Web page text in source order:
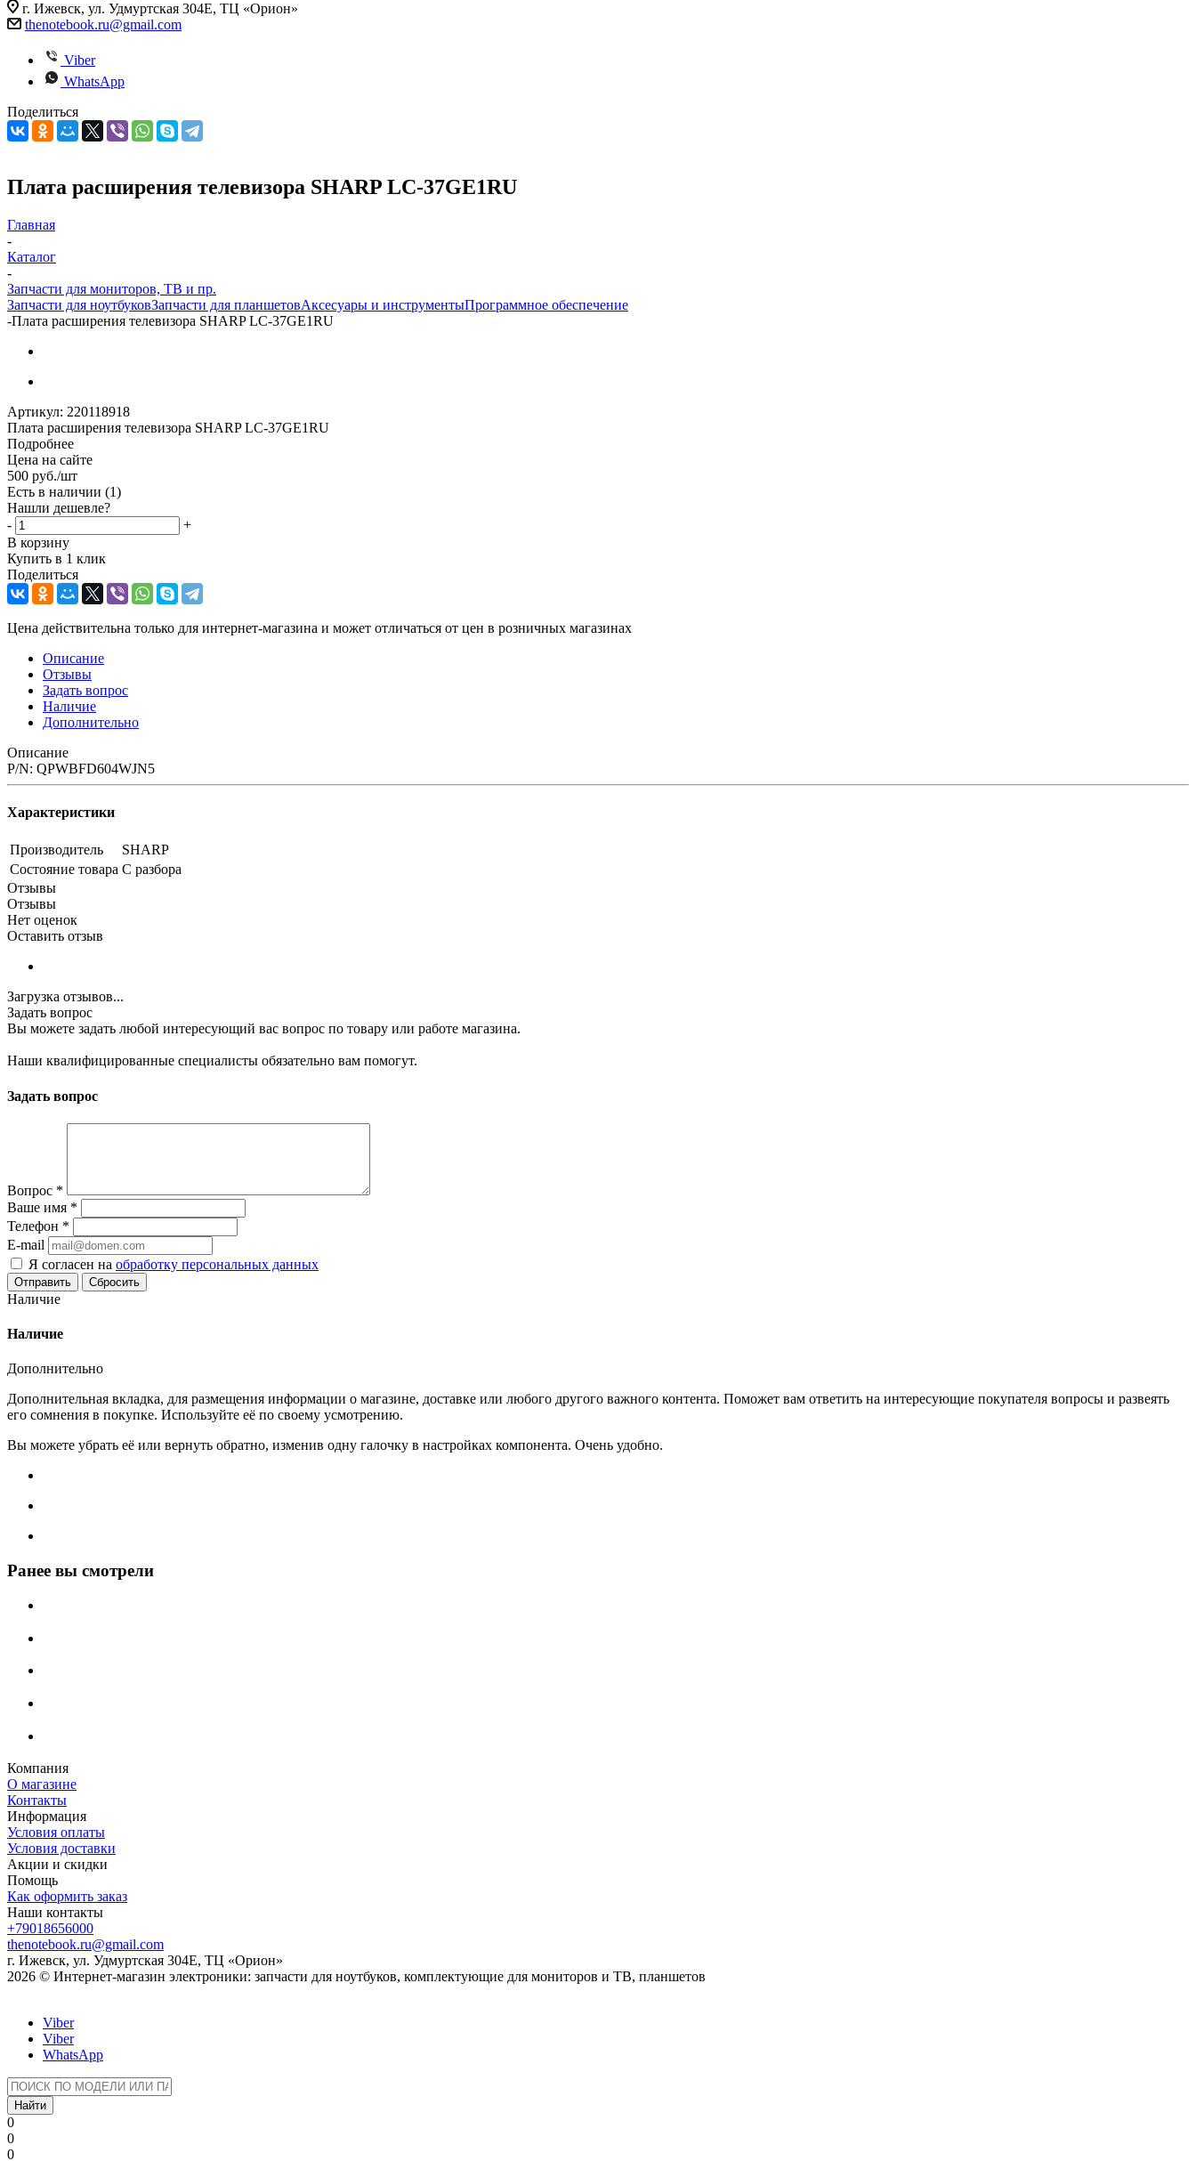
г. Ижевск, ул. Удмуртская 304Е, ТЦ «Орион»
thenotebook.ru@gmail.com
Viber
WhatsApp
Поделиться
Плата расширения телевизора SHARP LC-37GE1RU
Главная
-
Каталог
-
Запчасти для мониторов, ТВ и пр.
Запчасти для ноутбуковЗапчасти для планшетовАксесуары и инструментыПрограммное обеспечение
-Плата расширения телевизора SHARP LC-37GE1RU
Артикул: 220118918
Плата расширения телевизора SHARP LC-37GE1RU
Подробнее
Цена на сайте
500 руб./шт
Есть в наличии (1)
Нашли дешевле?
-
+
В корзину
Купить в 1 клик
Поделиться
Цена действительна только для интернет-магазина и может отличаться от цен в розничных магазинах
Описание
Отзывы
Задать вопрос
Наличие
Дополнительно
Описание
P/N: QPWBFD604WJN5
Характеристики
Производитель
SHARP
Состояние товара С разбора
Отзывы
Отзывы
Нет оценок
Оставить отзыв
Загрузка отзывов...
Задать вопрос
Вы можете задать любой интересующий вас вопрос по товару или работе магазина.
Наши квалифицированные специалисты обязательно вам помогут.
Задать вопрос
Вопрос *
Ваше имя *
Телефон *
E-mail
Я согласен на обработку персональных данных
Сбросить
Наличие
Наличие
Дополнительно
Дополнительная вкладка, для размещения информации о магазине, доставке или любого другого важного контента. Поможет вам ответить на интересующие покупателя вопросы и развеять
его сомнения в покупке. Используйте её по своему усмотрению.
Вы можете убрать её или вернуть обратно, изменив одну галочку в настройках компонента. Очень удобно.
Ранее вы смотрели
Компания
О магазине
Контакты
Информация
Условия оплаты
Условия доставки
Акции и скидки
Помощь
Как оформить заказ
Наши контакты
+79018656000
thenotebook.ru@gmail.com
г. Ижевск, ул. Удмуртская 304Е, ТЦ «Орион»
2026 © Интернет-магазин электроники: запчасти для ноутбуков, комплектующие для мониторов и ТВ, планшетов
Viber
Viber
WhatsApp
Найти
0
0
0